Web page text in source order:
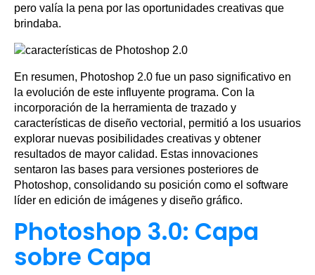
pero valía la pena por las oportunidades creativas que
brindaba.
En resumen, Photoshop 2.0 fue un paso significativo en
la evolución de este influyente programa. Con la
incorporación de la herramienta de trazado y
características de diseño vectorial, permitió a los usuarios
explorar nuevas posibilidades creativas y obtener
resultados de mayor calidad. Estas innovaciones
sentaron las bases para versiones posteriores de
Photoshop, consolidando su posición como el software
líder en edición de imágenes y diseño gráfico.
Photoshop 3.0: Capa
sobre Capa